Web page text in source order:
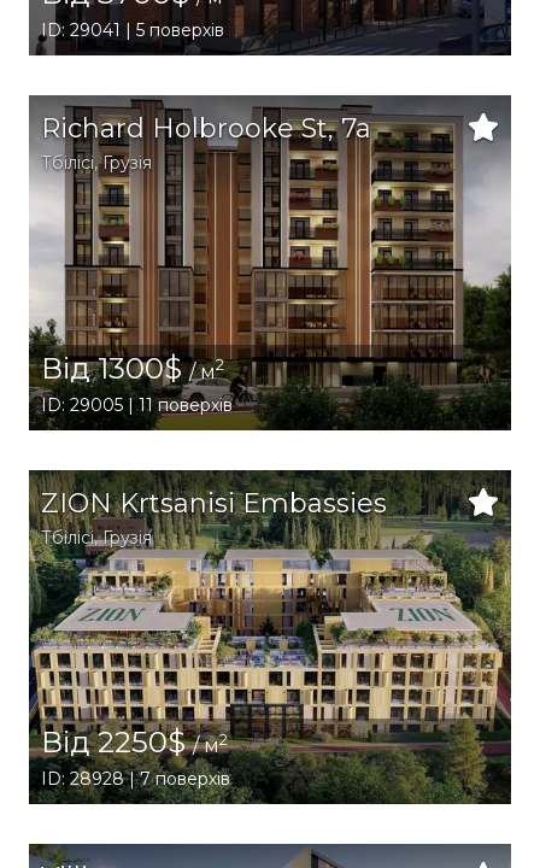
ID: 29041 | 5 поверхів
Richard Holbrooke St, 7a
Тбілісі,Грузія
Від 1300$/ м2
ID: 29005 | 11 поверхів
ZION Krtsanisi Embassies
Тбілісі,Грузія
Від 2250$/ м2
ID: 28928 | 7 поверхів